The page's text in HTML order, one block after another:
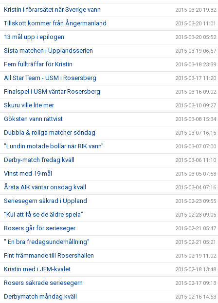
Kristin i förarsätet när Sverige vann 2015-03-20 19:32
Tillskott kommer från Ångermanland 2015-03-20 11:01
13 mål upp i epilogen 2015-03-20 05:52
Sista matchen i Upplandsserien 2015-03-19 06:57
Fem fullträffar för Kristin 2015-03-18 23:39
All Star Team - USM i Rosersberg 2015-03-17 11:20
Finalspel i USM väntar Rosersberg 2015-03-16 09:02
Skuru ville lite mer 2015-03-10 09:27
Göksten vann rättvist 2015-03-08 15:34
Dubbla & roliga matcher söndag 2015-03-07 16:15
"Lundin motade bollar när RIK vann" 2015-03-07 07:00
Derby-match fredag kväll 2015-03-06 11:10
Vinst med 19 mål 2015-03-05 07:53
Årsta AIK väntar onsdag kväll 2015-03-04 07:16
Seriesegern säkrad i Uppland 2015-02-23 09:55
"Kul att få se de äldre spela" 2015-02-23 09:05
Rosers går för serieseger 2015-02-21 05:47
" En bra fredagsunderhållning" 2015-02-21 05:21
Fint främmande till Rosershallen 2015-02-19 11:02
Kristin med i JEM-kvalet 2015-02-18 13:48
Rosers säkrade seriesegern 2015-02-17 09:13
Derbymatch måndag kväll 2015-02-16 14:53